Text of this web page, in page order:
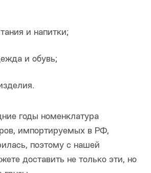
и напитки;
и обувь;
годы номенклатура
импортируемых в РФ,
поэтому с нашей
доставить не только эти, но